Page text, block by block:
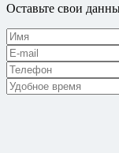
Оставьте свои